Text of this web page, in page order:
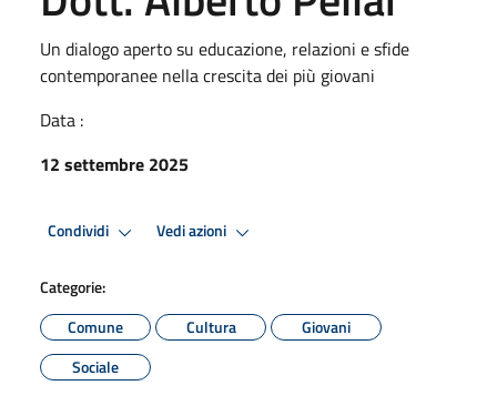
Un dialogo aperto su educazione, relazioni e sfide
contemporanee nella crescita dei più giovani
Data :
12 settembre 2025
Condividi Vedi azioni
Categorie:
Comune
Cultura
Giovani
Sociale